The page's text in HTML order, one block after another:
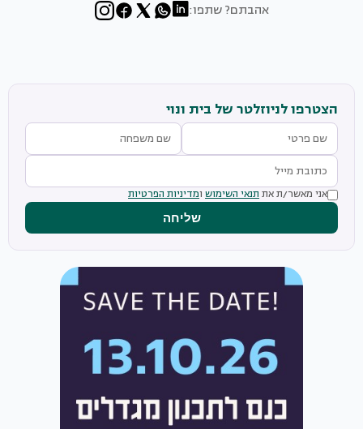
אהבתם? שתפו:
הצטרפו לניוזלטר של בית ונוי
אני מאשר/ת את תנאי השימוש ומדיניות הפרטיות
שליחה